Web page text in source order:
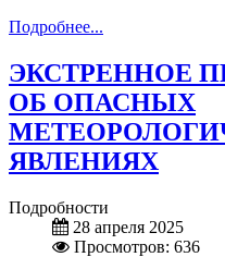
Подробнее...
ЭКСТРЕННОЕ
ОБ ОПАСНЫХ
ЯВЛЕНИЯХ
Подробности
28 апреля 2025
Просмотров: 636